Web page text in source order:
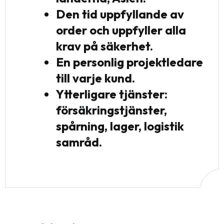
Den tid uppfyllande av
order och uppfyller alla
krav på säkerhet.
En personlig projektledare
till varje kund.
Ytterligare tjänster:
försäkringstjänster,
spårning, lager, logistik
samråd.